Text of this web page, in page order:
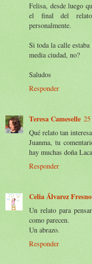
Felisa, desde luego
el final del
personalmente.
Si toda la calle
media ciudad, no?
Saludos
Responder
Teresa Cameselle
Qué relato tan
Juanma, tu
hay muchas doña
Responder
Celia Álvarez Fresno
Un relato para
como parecen.
Un abrazo.
Responder